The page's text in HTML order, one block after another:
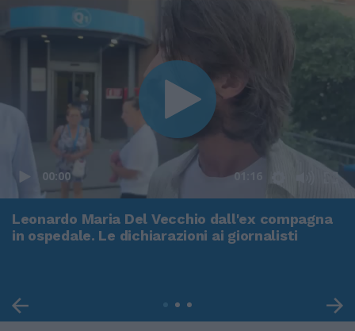
00:00 01:16
Leonardo Maria Del Vecchio dall'ex compagna
in ospedale. Le dichiarazioni ai giornalisti